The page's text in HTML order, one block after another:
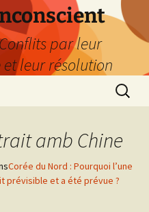
par leur
leur résolution
amb Chine
Corée du Nord : Pourquoi l’une
prévisible et a été prévue ?